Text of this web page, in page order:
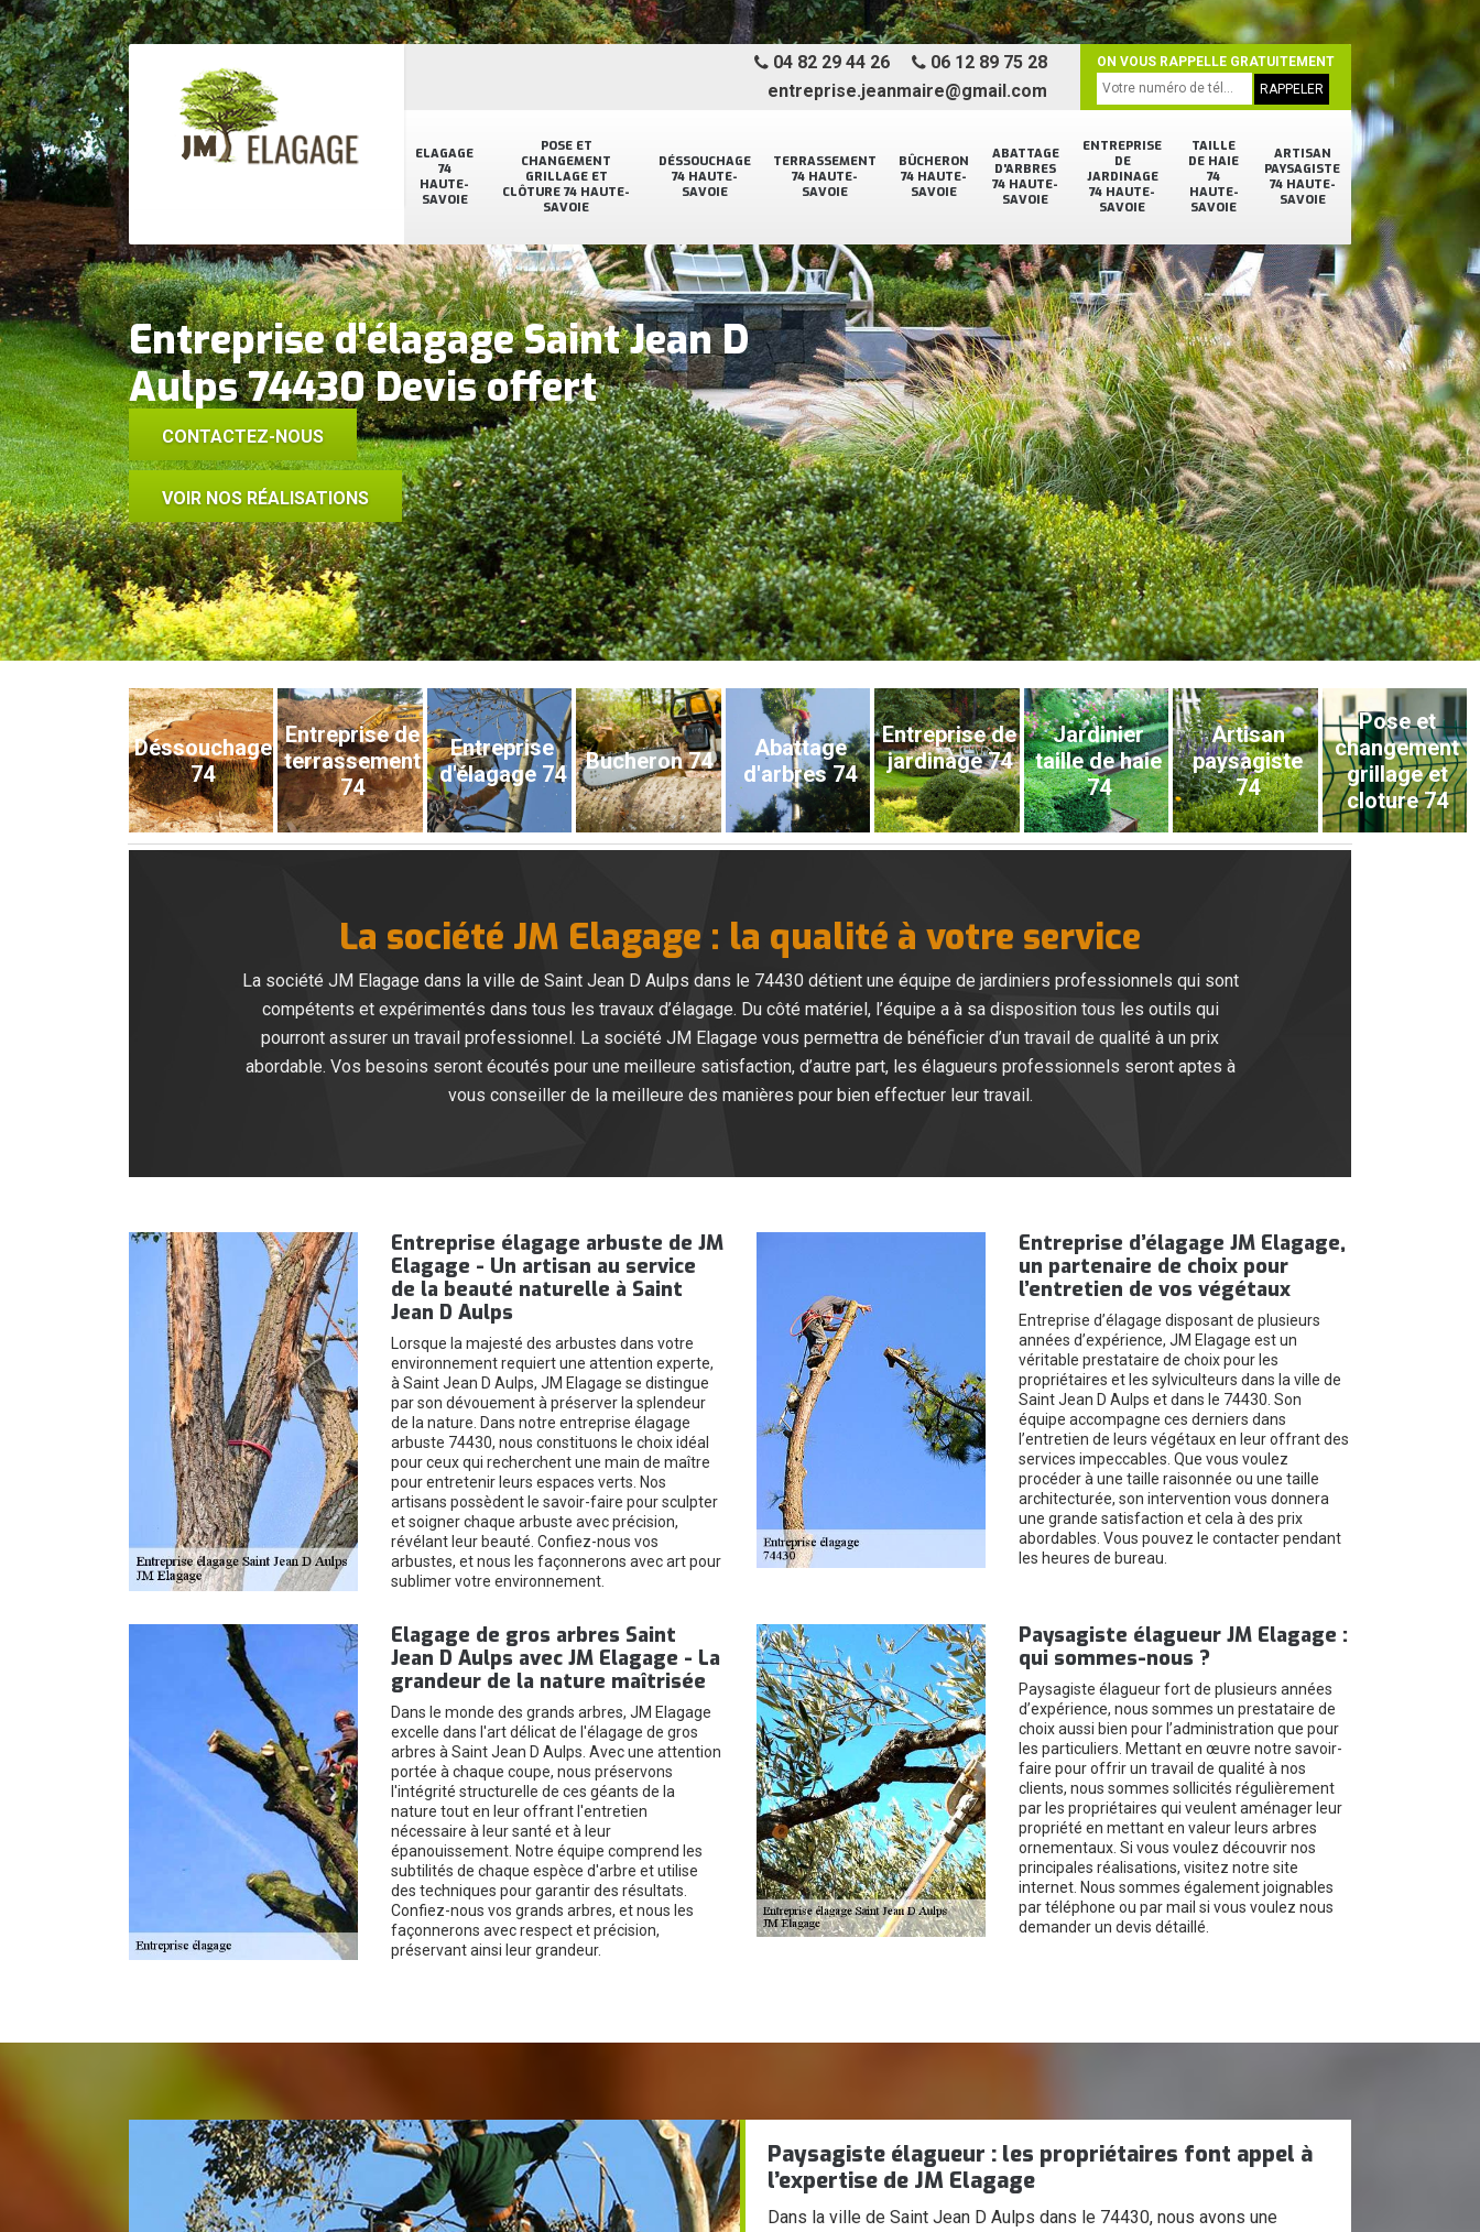
ELAGAGE
74
HAUTE-
SAVOIE
POSE ET
CHANGEMENT
GRILLAGE ET
CLÔTURE 74 HAUTE-
SAVOIE
DÉSSOUCHAGE
74 HAUTE-
SAVOIE
TERRASSEMENT
74 HAUTE-
SAVOIE
BÛCHERON
74 HAUTE-
SAVOIE
ABATTAGE
D'ARBRES
74 HAUTE-
SAVOIE
ENTREPRISE
DE
JARDINAGE
74 HAUTE-
SAVOIE
TAILLE
DE HAIE
74
HAUTE-
SAVOIE
ARTISAN
PAYSAGISTE
74 HAUTE-
SAVOIE
04 82 29 44 26
06 12 89 75 28
entreprise.jeanmaire@gmail.com
ON VOUS RAPPELLE GRATUITEMENT
Entreprise d'élagage Saint Jean D
Aulps 74430 Devis offert
CONTACTEZ-NOUS
VOIR NOS RÉALISATIONS
Déssouchage
74
Entreprise de
terrassement
74
Entreprise
d'élagage 74
Bucheron 74
Abattage
d'arbres 74
Entreprise de
jardinage 74
Jardinier
taille de haie
74
Artisan
paysagiste
74
Pose et
changement
grillage et
cloture 74
La société JM Elagage : la qualité à votre service
La société JM Elagage dans la ville de Saint Jean D Aulps dans le 74430 détient une équipe de jardiniers professionnels qui sont
compétents et expérimentés dans tous les travaux d’élagage. Du côté matériel, l’équipe a à sa disposition tous les outils qui
pourront assurer un travail professionnel. La société JM Elagage vous permettra de bénéficier d’un travail de qualité à un prix
abordable. Vos besoins seront écoutés pour une meilleure satisfaction, d’autre part, les élagueurs professionnels seront aptes à
vous conseiller de la meilleure des manières pour bien effectuer leur travail.
Entreprise élagage arbuste de JM
Elagage - Un artisan au service
de la beauté naturelle à Saint
Jean D Aulps
Lorsque la majesté des arbustes dans votre
environnement requiert une attention experte,
à Saint Jean D Aulps, JM Elagage se distingue
par son dévouement à préserver la splendeur
de la nature. Dans notre entreprise élagage
arbuste 74430, nous constituons le choix idéal
pour ceux qui recherchent une main de maître
pour entretenir leurs espaces verts. Nos
artisans possèdent le savoir-faire pour sculpter
et soigner chaque arbuste avec précision,
révélant leur beauté. Confiez-nous vos
arbustes, et nous les façonnerons avec art pour
sublimer votre environnement.
Entreprise d’élagage JM Elagage,
un partenaire de choix pour
l’entretien de vos végétaux
Entreprise d’élagage disposant de plusieurs
années d’expérience, JM Elagage est un
véritable prestataire de choix pour les
propriétaires et les sylviculteurs dans la ville de
Saint Jean D Aulps et dans le 74430. Son
équipe accompagne ces derniers dans
l’entretien de leurs végétaux en leur offrant des
services impeccables. Que vous voulez
procéder à une taille raisonnée ou une taille
architecturée, son intervention vous donnera
une grande satisfaction et cela à des prix
abordables. Vous pouvez le contacter pendant
les heures de bureau.
Elagage de gros arbres Saint
Jean D Aulps avec JM Elagage - La
grandeur de la nature maîtrisée
Dans le monde des grands arbres, JM Elagage
excelle dans l'art délicat de l'élagage de gros
arbres à Saint Jean D Aulps. Avec une attention
portée à chaque coupe, nous préservons
l'intégrité structurelle de ces géants de la
nature tout en leur offrant l'entretien
nécessaire à leur santé et à leur
épanouissement. Notre équipe comprend les
subtilités de chaque espèce d'arbre et utilise
des techniques pour garantir des résultats.
Confiez-nous vos grands arbres, et nous les
façonnerons avec respect et précision,
préservant ainsi leur grandeur.
Paysagiste élagueur JM Elagage :
qui sommes-nous ?
Paysagiste élagueur fort de plusieurs années
d’expérience, nous sommes un prestataire de
choix aussi bien pour l’administration que pour
les particuliers. Mettant en œuvre notre savoir-
faire pour offrir un travail de qualité à nos
clients, nous sommes sollicités régulièrement
par les propriétaires qui veulent aménager leur
propriété en mettant en valeur leurs arbres
ornementaux. Si vous voulez découvrir nos
principales réalisations, visitez notre site
internet. Nous sommes également joignables
par téléphone ou par mail si vous voulez nous
demander un devis détaillé.
Paysagiste élagueur : les propriétaires font appel à
l’expertise de JM Elagage
Dans la ville de Saint Jean D Aulps dans le 74430, nous avons une